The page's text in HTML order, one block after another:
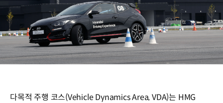
다목적 주행 코스(Vehicle Dynamics Area, VDA)는 HMG